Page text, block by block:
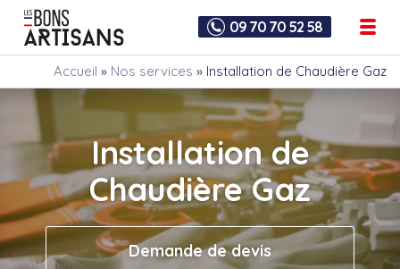
09 70 70 52 58
Accueil » Nos services » Installation de Chaudière Gaz
Installation de
Chaudière Gaz
Demande de devis